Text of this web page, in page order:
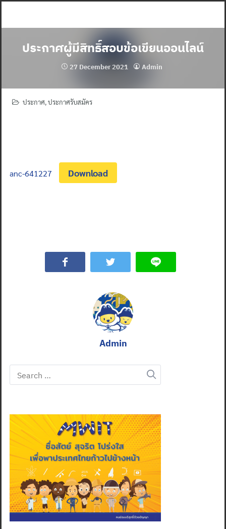
ประกาศผู้มีสิทธิ์สอบข้อเขียนออนไลน์
27 December 2021 Admin
ประกาศ,ประกาศรับสมัคร
anc-641227 Download
Admin
Search
for: